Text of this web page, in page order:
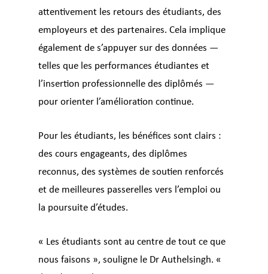
attentivement les retours des étudiants, des
employeurs et des partenaires. Cela implique
également de s’appuyer sur des données —
telles que les performances étudiantes et
l’insertion professionnelle des diplômés —
pour orienter l’amélioration continue.
Pour les étudiants, les bénéfices sont clairs :
des cours engageants, des diplômes
reconnus, des systèmes de soutien renforcés
et de meilleures passerelles vers l’emploi ou
la poursuite d’études.
« Les étudiants sont au centre de tout ce que
nous faisons », souligne le Dr Authelsingh. «